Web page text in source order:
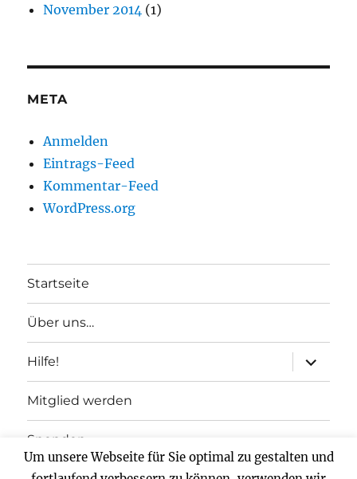
November 2014 (1)
META
Anmelden
Eintrags-Feed
Kommentar-Feed
WordPress.org
Startseite
Über uns…
Hilfe!
anzeigen
Mitglied werden
Spenden
Um unsere Webseite für Sie optimal zu gestalten und